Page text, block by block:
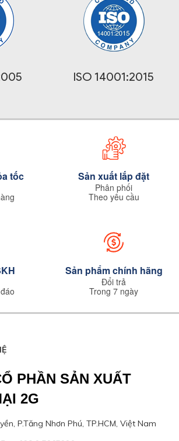
ISO 14001:2015
tốc Sản xuất lắp đặt
Phân phối
Theo yêu cầu
Sản phẩm chính hãng
Đổi trả
Trong 7 ngày
PHẦN SẢN XUẤT
2G
P.Tăng Nhơn Phú, TP.HCM, Việt Nam